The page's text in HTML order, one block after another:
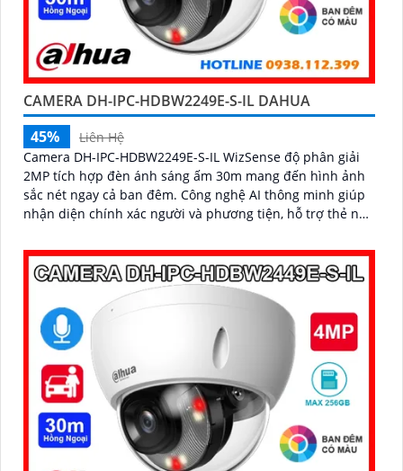
CAMERA DH-IPC-HDBW2249E-S-IL DAHUA
45%
Liên Hệ
Camera DH-IPC-HDBW2249E-S-IL WizSense độ phân giải
2MP tích hợp đèn ánh sáng ấm 30m mang đến hình ảnh
sắc nét ngay cả ban đêm. Công nghệ AI thông minh giúp
nhận diện chính xác người và phương tiện, hỗ trợ thẻ nhớ